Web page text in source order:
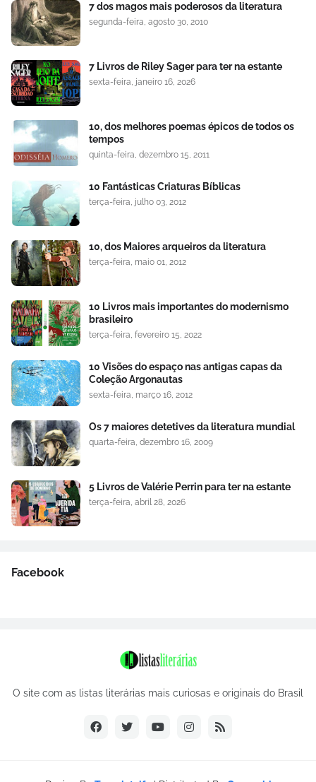
7 dos magos mais poderosos da literatura
segunda-feira, agosto 30, 2010
7 Livros de Riley Sager para ter na estante
sexta-feira, janeiro 16, 2026
10, dos melhores poemas épicos de todos os
tempos
quinta-feira, dezembro 15, 2011
10 Fantásticas Criaturas Bíblicas
terça-feira, julho 03, 2012
10, dos Maiores arqueiros da literatura
terça-feira, maio 01, 2012
10 Livros mais importantes do modernismo
brasileiro
terça-feira, fevereiro 15, 2022
10 Visões do espaço nas antigas capas da
Coleção Argonautas
sexta-feira, março 16, 2012
Os 7 maiores detetives da literatura mundial
quarta-feira, dezembro 16, 2009
5 Livros de Valérie Perrin para ter na estante
terça-feira, abril 28, 2026
Facebook
O site com as listas literárias mais curiosas e originais do Brasil